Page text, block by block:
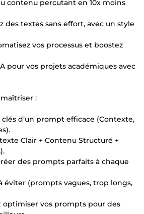
contenu percutant en 10x moins
des textes sans effort, avec un style
vos processus et boostez
pour vos projets académiques avec
maîtriser :
d’un prompt efficace (Contexte,
Clair + Contenu Structuré +
des prompts parfaits à chaque
éviter (prompts vagues, trop longs,
vos prompts pour des